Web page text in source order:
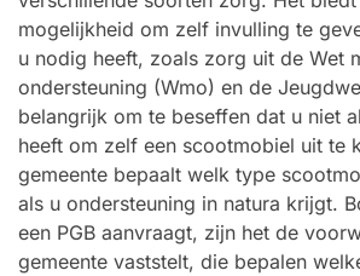
mogelijkheid om zelf invulling te
u nodig heeft, zoals zorg uit de Wet
ondersteuning (Wmo) en de
belangrijk om te beseffen dat u niet
heeft om zelf een scootmobiel uit te
gemeente bepaalt welk type
als u ondersteuning in natura krijgt.
een PGB aanvraagt, zijn het de
gemeente vaststelt, die bepalen